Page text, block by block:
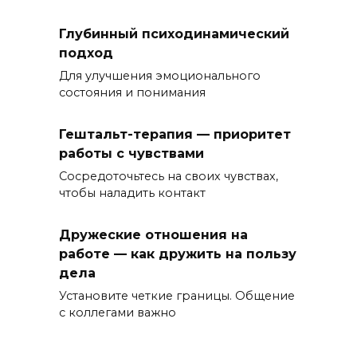
Глубинный психодинамический
подход
Для улучшения эмоционального
состояния и понимания
Гештальт-терапия — приоритет
работы с чувствами
Сосредоточьтесь на своих чувствах,
чтобы наладить контакт
Дружеские отношения на
работе — как дружить на пользу
дела
Установите четкие границы. Общение
с коллегами важно